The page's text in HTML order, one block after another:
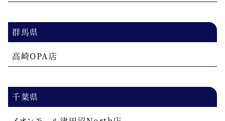
群馬県
高崎OPA店
千葉県